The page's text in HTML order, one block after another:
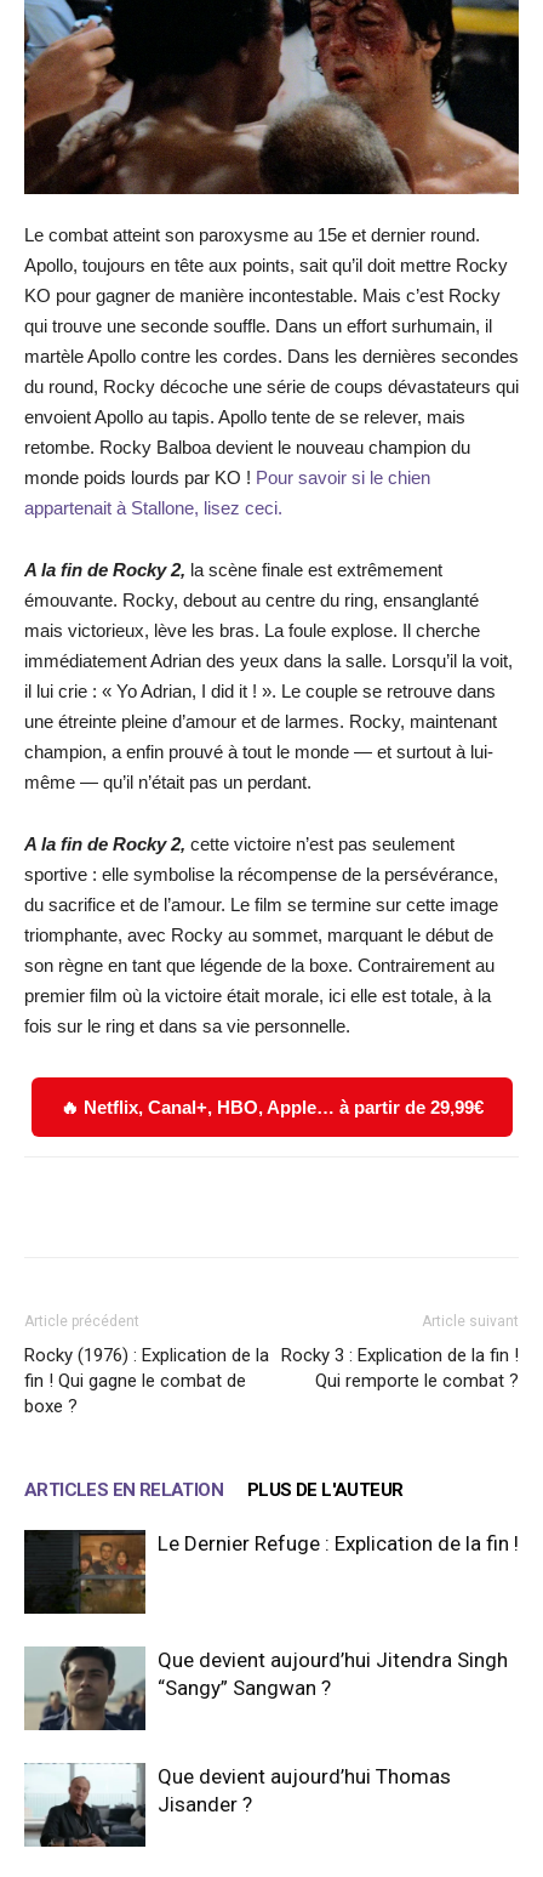
Le combat atteint son paroxysme au 15e et dernier round.
Apollo, toujours en tête aux points, sait qu’il doit mettre Rocky
KO pour gagner de manière incontestable. Mais c’est Rocky
qui trouve une seconde souffle. Dans un effort surhumain, il
martèle Apollo contre les cordes. Dans les dernières secondes
du round, Rocky décoche une série de coups dévastateurs qui
envoient Apollo au tapis. Apollo tente de se relever, mais
retombe. Rocky Balboa devient le nouveau champion du
monde poids lourds par KO ! Pour savoir si le chien
appartenait à Stallone, lisez ceci.
A la fin de Rocky 2, la scène finale est extrêmement
émouvante. Rocky, debout au centre du ring, ensanglanté
mais victorieux, lève les bras. La foule explose. Il cherche
immédiatement Adrian des yeux dans la salle. Lorsqu’il la voit,
il lui crie : « Yo Adrian, I did it ! ». Le couple se retrouve dans
une étreinte pleine d’amour et de larmes. Rocky, maintenant
champion, a enfin prouvé à tout le monde — et surtout à lui-
même — qu’il n’était pas un perdant.
A la fin de Rocky 2, cette victoire n’est pas seulement
sportive : elle symbolise la récompense de la persévérance,
du sacrifice et de l’amour. Le film se termine sur cette image
triomphante, avec Rocky au sommet, marquant le début de
son règne en tant que légende de la boxe. Contrairement au
premier film où la victoire était morale, ici elle est totale, à la
fois sur le ring et dans sa vie personnelle.
🔥 Netflix, Canal+, HBO, Apple… à partir de 29,99€
Article précédent
Rocky (1976) : Explication de la
fin ! Qui gagne le combat de
boxe ?
Article suivant
Rocky 3 : Explication de la fin !
Qui remporte le combat ?
ARTICLES EN RELATION PLUS DE L'AUTEUR
Le Dernier Refuge : Explication de la fin !
Que devient aujourd’hui Jitendra Singh
“Sangy” Sangwan ?
Que devient aujourd’hui Thomas
Jisander ?